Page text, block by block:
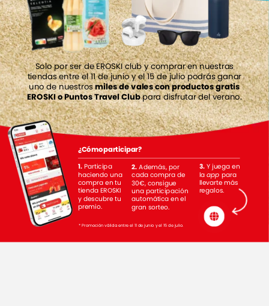
SoloporserdeEROSKIclubycomprarennuestras
tiendasentreel11dejunioyel15dejuliopodrásganar
unode nuestrosmilesdevalesconproductosgratis
EROSKIoPuntosTravelClubparadisfrutardelverano.
1. Participa
haciendo una
compra en tu
tienda EROSKI
y descubre tu
premio.
2. Además, por
cada compra de
30€, consigue
una participación
automática en el
gran sorteo.
3. Y juega en
la app para
llevarte más
regalos.
¿Cómoparticipar?
* Promoción válida entre el 11 de junio yel 15 de julio.